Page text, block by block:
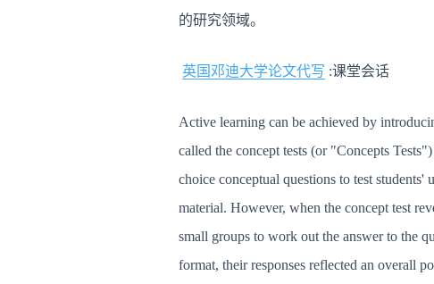
的研究领域。
英国邓迪大学论文代写 :课堂会话
Active learning can be achieved by
called the concept tests (or "Concepts
choice conceptual questions to test
material. However, when the concept test
small groups to work out the answer to the
format, their responses reflected an overall